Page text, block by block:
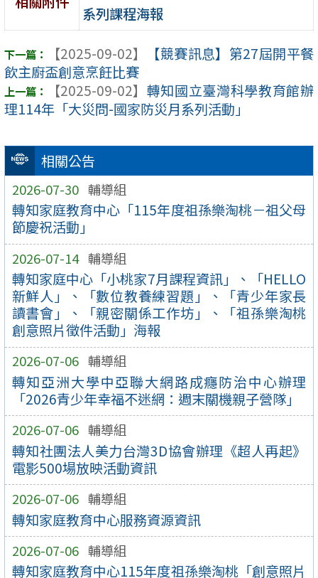
相關公告
2026-07-30 輔導組
轉知家庭教育中心「115年度祖孫樂淘桃－祖父母
節慶祝活動」
2026-07-14 輔導組
轉知家庭中心「小桃家7月課程資訊」、「HELLO
新鮮人」、「數位教養練習題」、「青少年家長
讀書會」、「親密關係工作坊」、「祖孫樂淘桃
創意照片徵件活動」海報
2026-07-06 輔導組
轉知亞洲大學中亞聯大網路成癮防治中心辦理
「2026青少年幸福不迷網：週末關機親子營隊」
2026-07-06 輔導組
轉知社團法人美力台灣3D協會辦理《超人再起》
電影500場放映活動資訊
2026-07-06 輔導組
轉知家庭教育中心服務資源資訊
2026-07-06 輔導組
轉知家庭教育中心115年度祖孫樂淘桃「創意照片
系列課程海報
【2025-09-02】
【競賽訊息】第27屆開平餐
飲主廚盃創意烹飪比賽
【2025-09-02】 轉知國立臺灣科學教育館辦
理114年「大災問-國家防災月系列活動」